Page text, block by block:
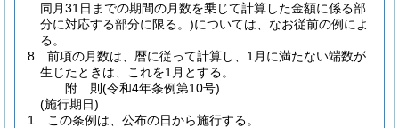
同月31日までの期間の月数を乗じて計算した金額に係る部
分に対応する部分に限る。)については、なお従前の例によ
る。
8
前項の月数は、暦に従って計算し、1月に満たない端数が
生じたときは、これを1月とする。
附 則(令和4年条例第10号)
(施行期日)
1
この条例は、公布の日から施行する。